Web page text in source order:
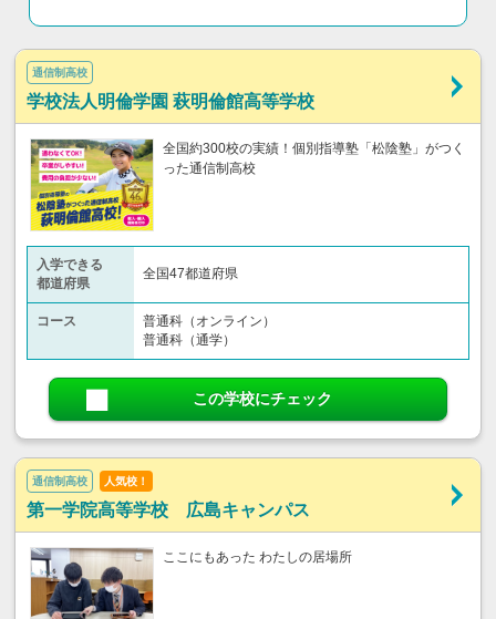
通信制高校
学校法人明倫学園 萩明倫館高等学校
全国約300校の実績！個別指導塾「松陰塾」がつく
った通信制高校
入学できる
都道府県
全国47都道府県
コース
普通科（オンライン）
普通科（通学）
この学校にチェック
通信制高校 人気校！
第一学院高等学校 広島キャンパス
ここにもあった わたしの居場所